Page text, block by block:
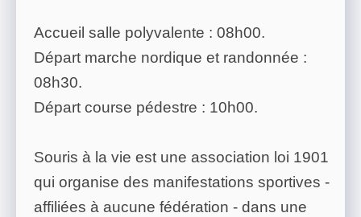
Accueil salle polyvalente : 08h00.
Départ marche nordique et randonnée :
08h30.
Départ course pédestre : 10h00.
Souris à la vie est une association loi 1901
qui organise des manifestations sportives -
affiliées à aucune fédération - dans une